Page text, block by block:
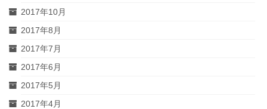
2017年10月
2017年8月
2017年7月
2017年6月
2017年5月
2017年4月